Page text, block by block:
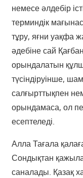
немесе әлдебір
терминдік
тұру, яғни уақфа
әдебіне сай
орындалатын
түсіндіруінше,
салғырттықпен
орындамаса, ол
есептеледі.
Алла Тағала
Сондықтан
саналады. Қазақ